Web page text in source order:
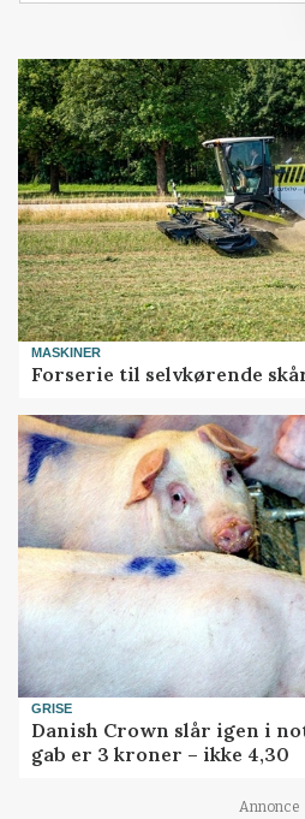
MASKINER
Forserie til selvkørende
GRISE
Danish Crown slår igen i
gab er 3 kroner – ikke 4,30
Annonce